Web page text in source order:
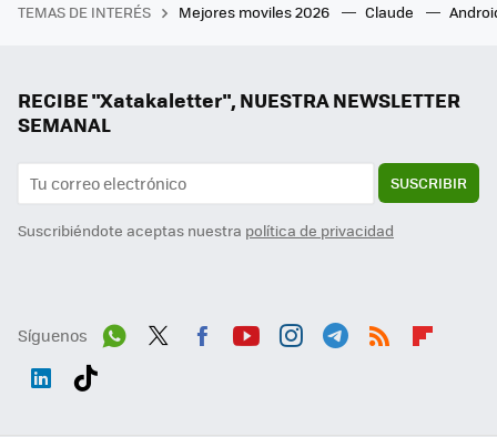
TEMAS DE INTERÉS Mejores moviles 2026 Claude
RECIBE "Xatakaletter", NUESTRA NEWSLETTER
SEMANAL
SUSCRIBIR
Suscribiéndote aceptas nuestra política de privacidad
Síguenos